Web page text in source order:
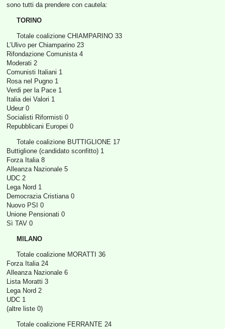
sono tutti da prendere con cautela:
TORINO
Totale coalizione CHIAMPARINO 33
L’Ulivo per Chiamparino 23
Rifondazione Comunista 4
Moderati 2
Comunisti Italiani 1
Rosa nel Pugno 1
Verdi per la Pace 1
Italia dei Valori 1
Udeur 0
Socialisti Riformisti 0
Repubblicani Europei 0
Totale coalizione BUTTIGLIONE 17
Buttiglione (candidato sconfitto) 1
Forza Italia 8
Alleanza Nazionale 5
UDC 2
Lega Nord 1
Democrazia Cristiana 0
Nuovo PSI 0
Unione Pensionati 0
Sì TAV 0
MILANO
Totale coalizione MORATTI 36
Forza Italia 24
Alleanza Nazionale 6
Lista Moratti 3
Lega Nord 2
UDC 1
(altre liste 0)
Totale coalizione FERRANTE 24